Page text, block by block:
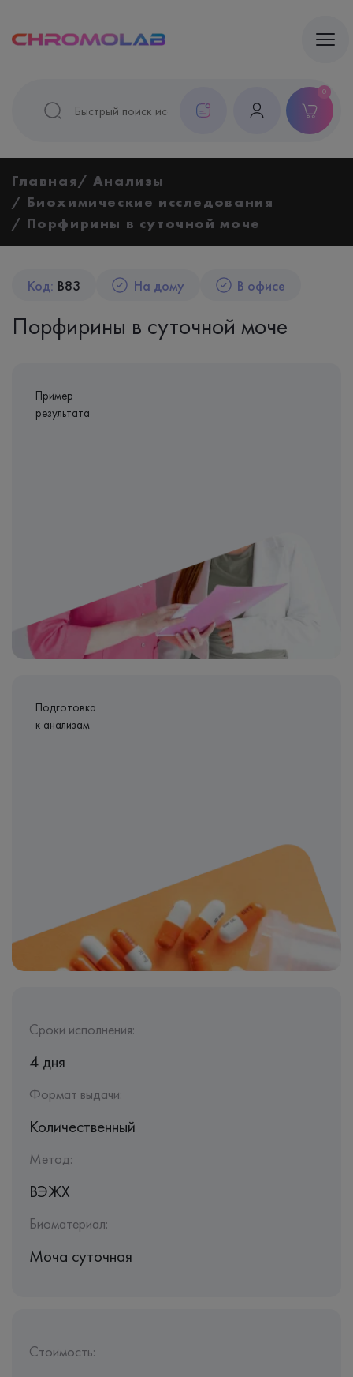
0
Главная
Анализы
Биохимические исследования
Порфирины в суточной моче
Код: B83 На дому В офисе
Порфирины в суточной моче
Пример
результата
Подготовка
к анализам
Сроки исполнения:
4 дня
Формат выдачи:
Количественный
Метод:
ВЭЖХ
Биоматериал:
Моча суточная
Стоимость: